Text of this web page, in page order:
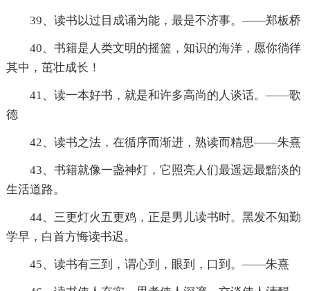
39、读书以过目成诵为能，最是不济事。——郑板桥
40、书籍是人类文明的摇篮，知识的海洋，愿你徜徉
其中，茁壮成长！
41、读一本好书，就是和许多高尚的人谈话。——歌
德
42、读书之法，在循序而渐进，熟读而精思——朱熹
43、书籍就像一盏神灯，它照亮人们最遥远最黯淡的
生活道路。
44、三更灯火五更鸡，正是男儿读书时。黑发不知勤
学早，白首方悔读书迟。
45、读书有三到，谓心到，眼到，口到。——朱熹